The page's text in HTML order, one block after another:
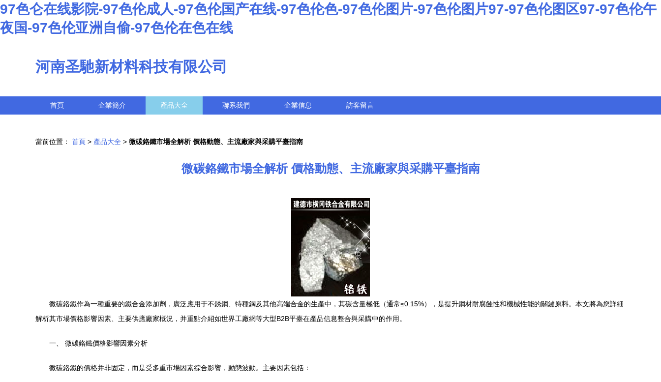
97色仑在线影院-97色伦成人-97色伦国产在线-97色伦色-97色伦图片-97色伦图片97-97色伦图区97-97色伦午
夜国-97色伦亚洲自偷-97色伦在色在线
河南圣馳新材料科技有限公司
首頁 企業簡介 產品大全 聯系我們 企業信息 訪客留言
當前位置： 首頁 > 產品大全 > 微碳鉻鐵市場全解析 價格動態、主流廠家與采購平臺指南
微碳鉻鐵市場全解析 價格動態、主流廠家與采購平臺指南
微碳鉻鐵作為一種重要的鐵合金添加劑，廣泛應用于不銹鋼、特種鋼及其他高端合金的生產中，其碳含量極低（通常≤0.15%），是提升鋼材耐腐蝕性和機械性能的關鍵原料。本文將為您詳細
解析其市場價格影響因素、主要供應廠家概況，并重點介紹如世界工廠網等大型B2B平臺在產品信息整合與采購中的作用。
一、 微碳鉻鐵價格影響因素分析
微碳鉻鐵的價格并非固定，而是受多重市場因素綜合影響，動態波動。主要因素包括：